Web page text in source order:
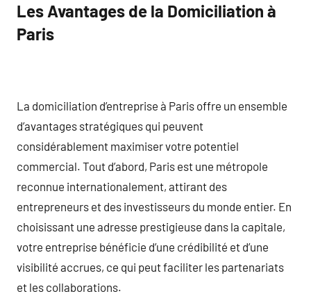
Les Avantages de la Domiciliation à
Paris
La domiciliation d’entreprise à Paris offre un ensemble
d’avantages stratégiques qui peuvent
considérablement maximiser votre potentiel
commercial. Tout d’abord, Paris est une métropole
reconnue internationalement, attirant des
entrepreneurs et des investisseurs du monde entier. En
choisissant une adresse prestigieuse dans la capitale,
votre entreprise bénéficie d’une crédibilité et d’une
visibilité accrues, ce qui peut faciliter les partenariats
et les collaborations.